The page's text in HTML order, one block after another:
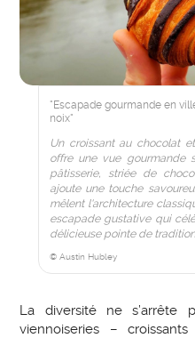
"Escapade gourmande en
noix"
Un croissant au chocolat
offre une vue gourmande
pâtisserie, striée de
ajoute une touche
mêlent l'architecture
escapade gustative qui
délicieuse pointe de
© Austin Hubley
La diversité ne s’arrête
viennoiseries –